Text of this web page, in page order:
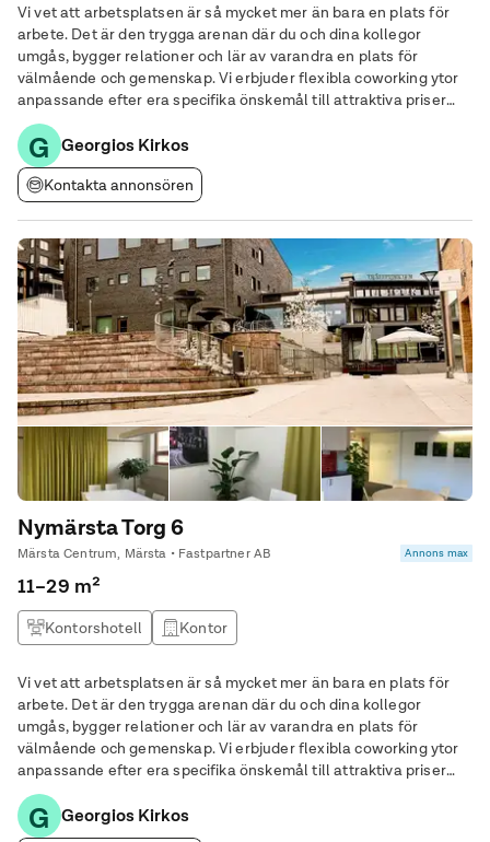
Vi vet att arbetsplatsen är så mycket mer än bara en plats för
arbete. Det är den trygga arenan där du och dina kollegor
umgås, bygger relationer och lär av varandra en plats för
välmående och gemenskap. Vi erbjuder flexibla coworking ytor
anpassande efter era specifika önskemål till attraktiva priser
med moderna avtalsvillkor. Tillsammans hittar vi en
skräddarsydd kontoslösning som ger er
G Georgios Kirkos
Kontakta annonsören
Nymärsta Torg 6
Märsta Centrum, Märsta • Fastpartner AB Annons max
11–29 m²
Kontorshotell Kontor
Vi vet att arbetsplatsen är så mycket mer än bara en plats för
arbete. Det är den trygga arenan där du och dina kollegor
umgås, bygger relationer och lär av varandra en plats för
välmående och gemenskap. Vi erbjuder flexibla coworking ytor
anpassande efter era specifika önskemål till attraktiva priser
med moderna avtalsvillkor. Tillsammans hittar vi en
skräddarsydd kontoslösning som ger er
G Georgios Kirkos